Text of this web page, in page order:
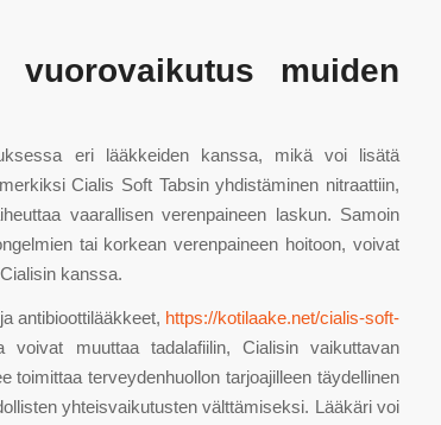
muiden
eri lääkkeiden kanssa, mikä voi lisätä
Cialis Soft Tabsin yhdistäminen nitraattiin,
vaarallisen verenpaineen laskun. Samoin
tai korkean verenpaineen hoitoon, voivat
kanssa.
antibioottilääkkeet, https://kotilaake.net/cialis-soft-
voivat muuttaa tadalafiilin, Cialisin vaikuttavan
toimittaa terveydenhuollon tarjoajilleen täydellinen
yhteisvaikutusten välttämiseksi. Lääkäri voi